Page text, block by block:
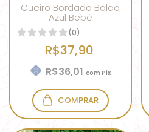
Cueiro Bordado Balão
Azul Bebê
(0)
R$37,90
R$36,01 com Pix
COMPRAR